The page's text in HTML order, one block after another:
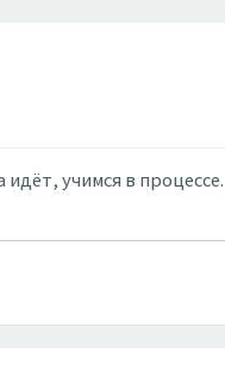
учимся в процессе.